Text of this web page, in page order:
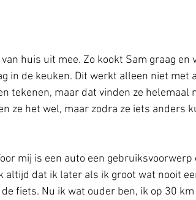
huis uit mee. Zo kookt Sam graag en
in de keuken. Dit werkt alleen niet met
tekenen, maar dat vinden ze helemaal
ze het wel, maar zodra ze iets anders
mij is een auto een gebruiksvoorwerp
altijd dat ik later als ik groot wat nooit
fiets. Nu ik wat ouder ben, ik op 30